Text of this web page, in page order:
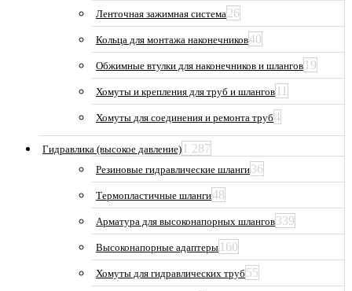
Ленточная зажимная система26
Кольца для монтажа наконечников40
Обжимные втулки для наконечников и шлангов 19
Хомуты и крепления для труб и шлангов 11
Хомуты для соединения и ремонта труб4
Гидравлика (высокое давление) 1 287
Резиновые гидравлические шланги36
Термопластичные шланги48
Арматура для высоконапорных шлангов339
Высоконапорные адаптеры 160
Хомуты для гидравлических труб 55